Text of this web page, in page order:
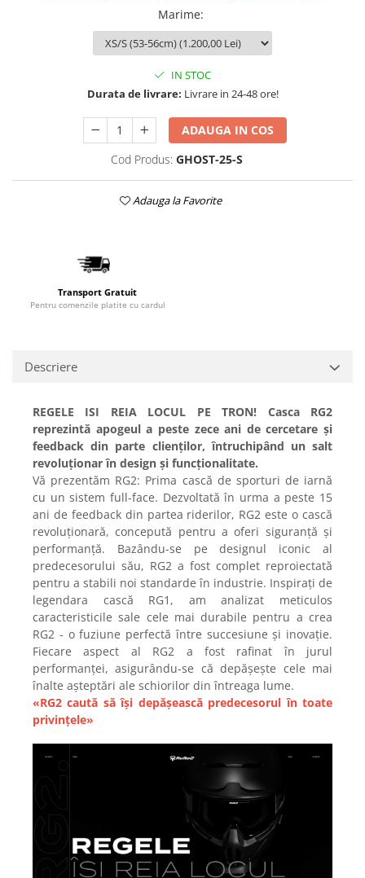
Marime:
IN STOC
Durata de livrare: Livrare in 24-48 ore!
ADAUGA IN COS
Cod Produs: GHOST-25-S
Adauga la Favorite
Transport Gratuit
Pentru comenzile platite cu cardul
Descriere
REGELE ISI REIA LOCUL PE TRON! Casca RG2
reprezintă apogeul a peste zece ani de cercetare și
feedback din parte clienților, întruchipând un salt
revoluționar în design și funcționalitate.
Vă prezentăm RG2: Prima cască de sporturi de iarnă
cu un sistem full-face. Dezvoltată în urma a peste 15
ani de feedback din partea riderilor, RG2 este o cască
revoluționară, concepută pentru a oferi siguranță și
performanță. Bazându-se pe designul iconic al
predecesorului său, RG2 a fost complet reproiectată
pentru a stabili noi standarde în industrie. Inspirați de
legendara cască RG1, am analizat meticulos
caracteristicile sale cele mai durabile pentru a crea
RG2 - o fuziune perfectă între succesiune și inovație.
Fiecare aspect al RG2 a fost rafinat în jurul
performanței, asigurându-se că depășește cele mai
înalte așteptări ale schiorilor din întreaga lume.
«RG2 caută să își depășească predecesorul în toate
privințele»